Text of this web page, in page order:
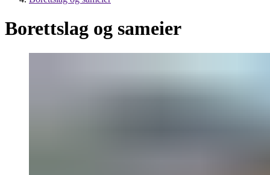
Borettslag og sameier